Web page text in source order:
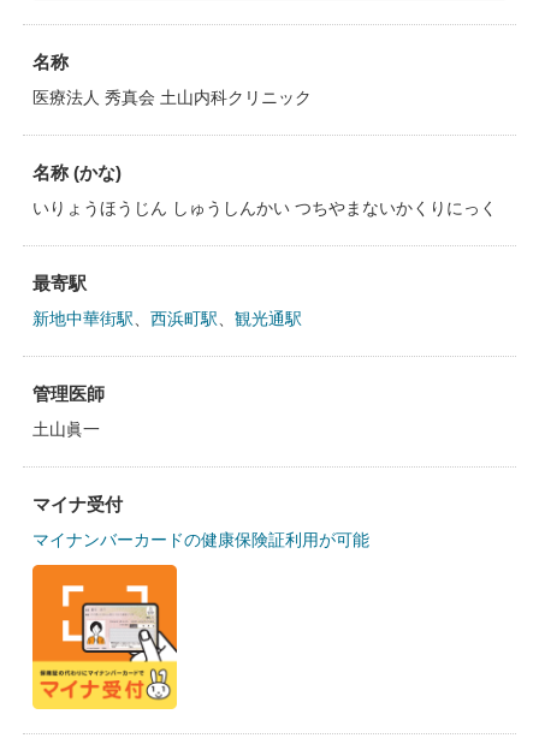
名称
医療法人 秀真会 土山内科クリニック
名称 (かな)
いりょうほうじん しゅうしんかい つちやまないかくりにっく
最寄駅
新地中華街駅 西浜町駅 観光通駅
管理医師
土山眞一
マイナ受付
マイナンバーカードの健康保険証利用が可能